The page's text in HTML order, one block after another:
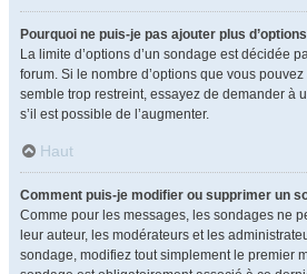
Pourquoi ne puis-je pas ajouter plus
La limite d’options d’un sondage est décidée
forum. Si le nombre d’options que vous
semble trop restreint, essayez de demander à
s’il est possible de l’augmenter.
Haut
Comment puis-je modifier ou supprimer un
Comme pour les messages, les sondages ne
leur auteur, les modérateurs et les
sondage, modifiez tout simplement le premier